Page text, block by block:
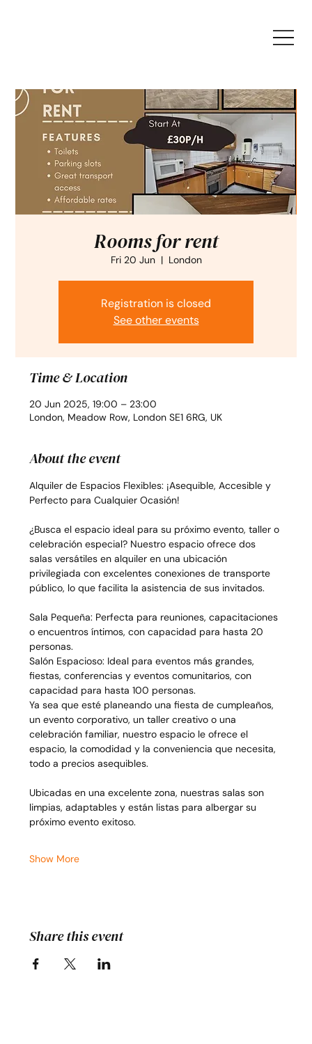
Rooms for rent
Fri 20 Jun
  |
London
Registration is closed
See other events
Time & Location
20 Jun 2025, 19:00 – 23:00
London, Meadow Row, London SE1 6RG, UK
About the event
Alquiler de Espacios Flexibles: ¡Asequible, Accesible y
Perfecto para Cualquier Ocasión!
¿Busca el espacio ideal para su próximo evento, taller o
celebración especial? Nuestro espacio ofrece dos
salas versátiles en alquiler en una ubicación
privilegiada con excelentes conexiones de transporte
público, lo que facilita la asistencia de sus invitados.
Sala Pequeña: Perfecta para reuniones, capacitaciones
o encuentros íntimos, con capacidad para hasta 20
personas.
Salón Espacioso: Ideal para eventos más grandes,
fiestas, conferencias y eventos comunitarios, con
capacidad para hasta 100 personas.
Ya sea que esté planeando una fiesta de cumpleaños,
un evento corporativo, un taller creativo o una
celebración familiar, nuestro espacio le ofrece el
espacio, la comodidad y la conveniencia que necesita,
todo a precios asequibles.
Ubicadas en una excelente zona, nuestras salas son
limpias, adaptables y están listas para albergar su
próximo evento exitoso.
Show More
Share this event